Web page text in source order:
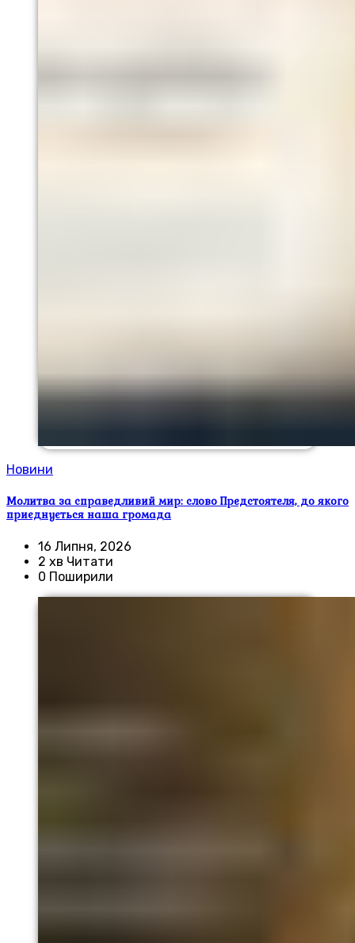
Новини
Молитва за справедливий мир: слово Предстоятеля, до якого
приєднується наша громада
16 Липня, 2026
2 хв Читати
0 Поширили